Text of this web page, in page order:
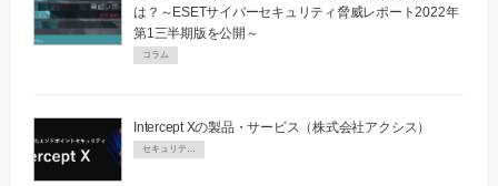
は？～ESETサイバーセキュリティ脅威レポート2022年
第1三半期版を公開～
コラム
Intercept Xの製品・サービス（株式会社アクシス）